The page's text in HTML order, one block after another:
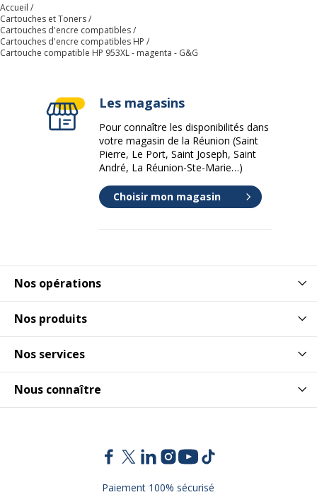
Accueil
Cartouches et Toners
Cartouches d'encre compatibles
Cartouches d'encre compatibles HP
Cartouche compatible HP 953XL - magenta - G&G
Nos opérations
Nos produits
Nos services
Nous connaître
Les magasins
Pour connaître les disponibilités dans
votre magasin de la Réunion (Saint
Pierre, Le Port, Saint Joseph, Saint
André, La Réunion-Ste-Marie…)
Choisir mon magasin
Paiement 100% sécurisé